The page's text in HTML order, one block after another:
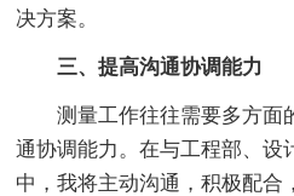
决方案。
三、提高沟通协调能力
测量工作往往需要多方面
通协调能力。在与工程部、设
中，我将主动沟通，积极配合